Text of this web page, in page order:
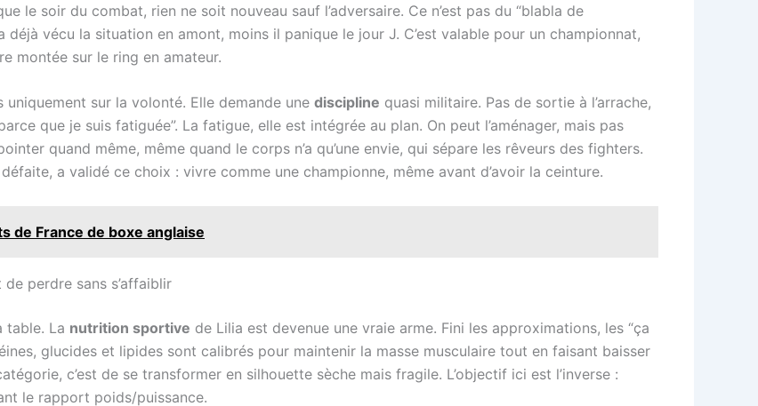
le soir du combat, rien ne soit nouveau sauf l’adversaire. Ce n’est pas du “blabla de
vécu la situation en amont, moins il panique le jour J. C’est valable pour un championnat,
montée sur le ring en amateur.
sur la volonté. Elle demande une discipline quasi militaire. Pas de sortie à l’arrache,
que je suis fatiguée”. La fatigue, elle est intégrée au plan. On peut l’aménager, mais pas
quand même, même quand le corps n’a qu’une envie, qui sépare les rêveurs des fighters.
a validé ce choix : vivre comme une championne, même avant d’avoir la ceinture.
de France de boxe anglaise
perdre sans s’affaiblir
table. La nutrition sportive de Lilia est devenue une vraie arme. Fini les approximations, les “ça
glucides et lipides sont calibrés pour maintenir la masse musculaire tout en faisant baisser
c’est de se transformer en silhouette sèche mais fragile. L’objectif ici est l’inverse :
le rapport poids/puissance.